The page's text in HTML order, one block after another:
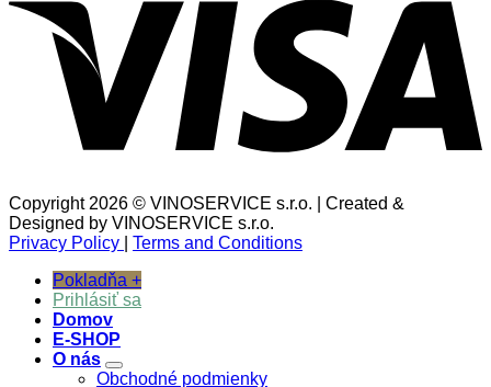
Copyright 2026 © VINOSERVICE s.r.o. | Created &
Designed by VINOSERVICE s.r.o.
Privacy Policy
Terms and Conditions
Pokladňa +
Prihlásiť sa
Domov
E-SHOP
O nás
Obchodné podmienky